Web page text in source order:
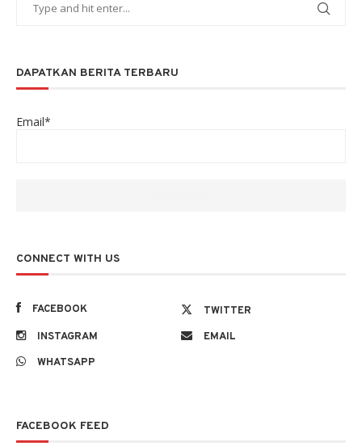
DAPATKAN BERITA TERBARU
Email*
CONNECT WITH US
FACEBOOK
TWITTER
INSTAGRAM
EMAIL
WHATSAPP
FACEBOOK FEED